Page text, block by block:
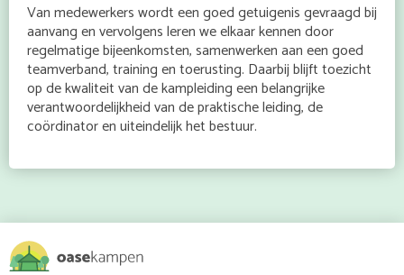
Van medewerkers wordt een goed getuigenis gevraagd bij
aanvang en vervolgens leren we elkaar kennen door
regelmatige bijeenkomsten, samenwerken aan een goed
teamverband, training en toerusting. Daarbij blijft toezicht
op de kwaliteit van de kampleiding een belangrijke
verantwoordelijkheid van de praktische leiding, de
coördinator en uiteindelijk het bestuur.